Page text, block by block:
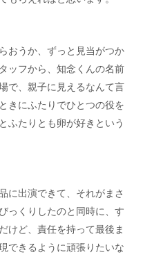
おうか、ずっと見当がつか
ッフから、知念くんの名前
で、親子に見えるなんて言
きにふたりでひとつの役を
ふたりとも卵が好きという
に出演できて、それがまさ
っくりしたのと同時に、す
けど、責任を持って最後ま
できるように頑張りたいな